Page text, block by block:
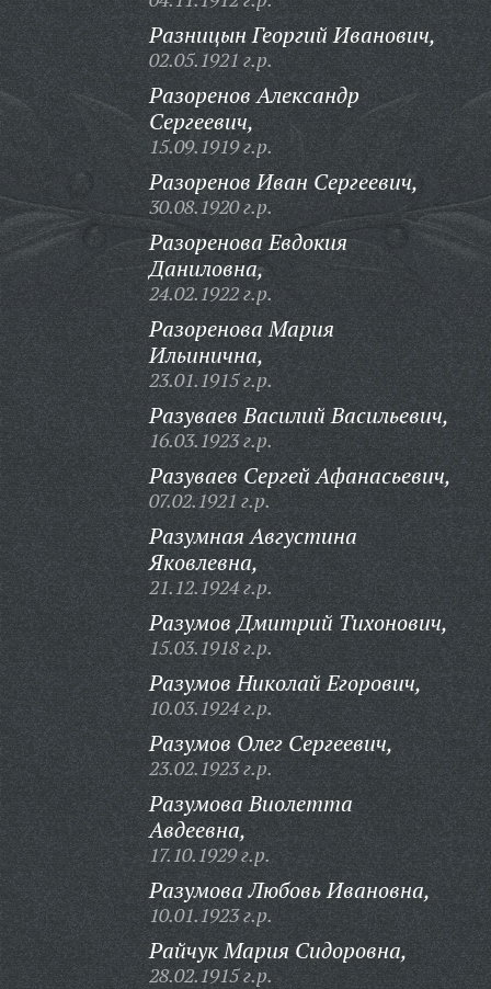
Разницын Георгий Иванович,
02.05.1921 г.р.
Разоренов Александр
Сергеевич,
15.09.1919 г.р.
Разоренов Иван Сергеевич,
30.08.1920 г.р.
Разоренова Евдокия
Даниловна,
24.02.1922 г.р.
Разоренова Мария
Ильинична,
23.01.1915 г.р.
Разуваев Василий Васильевич,
16.03.1923 г.р.
Разуваев Сергей Афанасьевич,
07.02.1921 г.р.
Разумная Августина
Яковлевна,
21.12.1924 г.р.
Разумов Дмитрий Тихонович,
15.03.1918 г.р.
Разумов Николай Егорович,
10.03.1924 г.р.
Разумов Олег Сергеевич,
23.02.1923 г.р.
Разумова Виолетта
Авдеевна,
17.10.1929 г.р.
Разумова Любовь Ивановна,
10.01.1923 г.р.
Райчук Мария Сидоровна,
28.02.1915 г.р.